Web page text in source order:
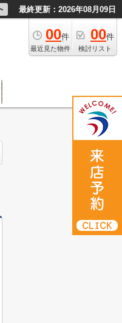
最終更新：2026年08月09日
00件
最近見た物件
00件
検討リスト